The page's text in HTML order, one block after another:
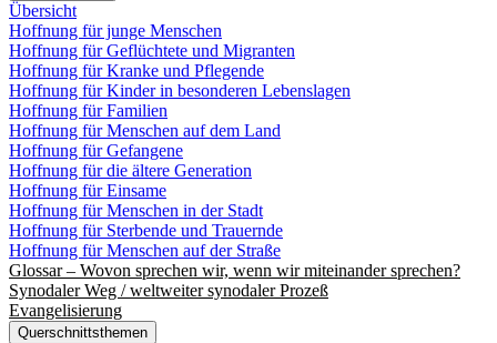
Übersicht
Hoffnung für junge Menschen
Hoffnung für Geflüchtete und Migranten
Hoffnung für Kranke und Pflegende
Hoffnung für Kinder in besonderen Lebenslagen
Hoffnung für Familien
Hoffnung für Menschen auf dem Land
Hoffnung für Gefangene
Hoffnung für die ältere Generation
Hoffnung für Einsame
Hoffnung für Menschen in der Stadt
Hoffnung für Sterbende und Trauernde
Hoffnung für Menschen auf der Straße
Glossar – Wovon sprechen wir, wenn wir miteinander sprechen?
Synodaler Weg / weltweiter synodaler Prozeß
Evangelisierung
Querschnittsthemen